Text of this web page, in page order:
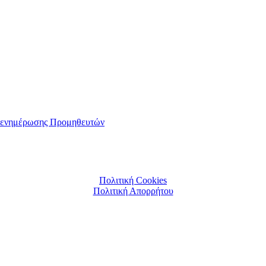
ενημέρωσης Προμηθευτών
Πολιτική Cookies
Πολιτική Απορρήτου